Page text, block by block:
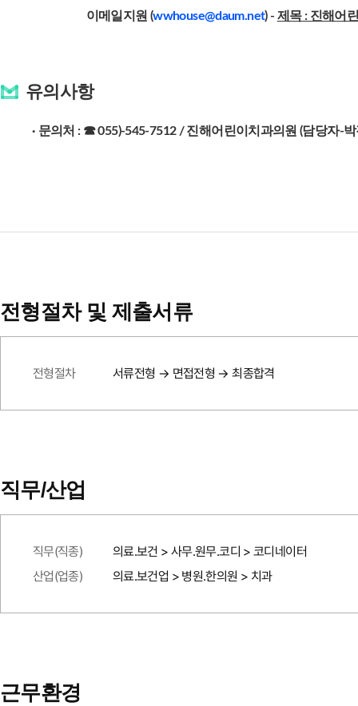
이메일지원 (wwhouse@daum.net) - 제목 : 진해어
유의사항
· 문의처 : ☎ 055)-545-7512 / 진해어린이치과의원 (담당자-박
전형절차 및 제출서류
전형절차 서류전형 → 면접전형 → 최종합격
직무/산업
직무(직종)
의료.보건 > 사무.원무.코디 > 코디네이터
산업(업종)
의료.보건업 > 병원.한의원 > 치과
근무환경